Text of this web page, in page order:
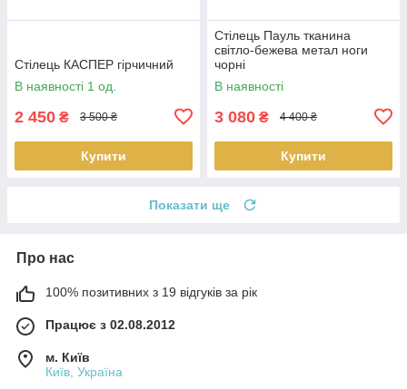
Стілець КАСПЕР гірчичний
В наявності 1 од.
2 450 ₴ 3 500 ₴
Купити
Стілець Пауль тканина
світло-бежева метал ноги
чорні
В наявності
3 080 ₴ 4 400 ₴
Купити
Показати ще
Про нас
100% позитивних з 19 відгуків за рік
Працює з 02.08.2012
м. Київ
Київ, Україна